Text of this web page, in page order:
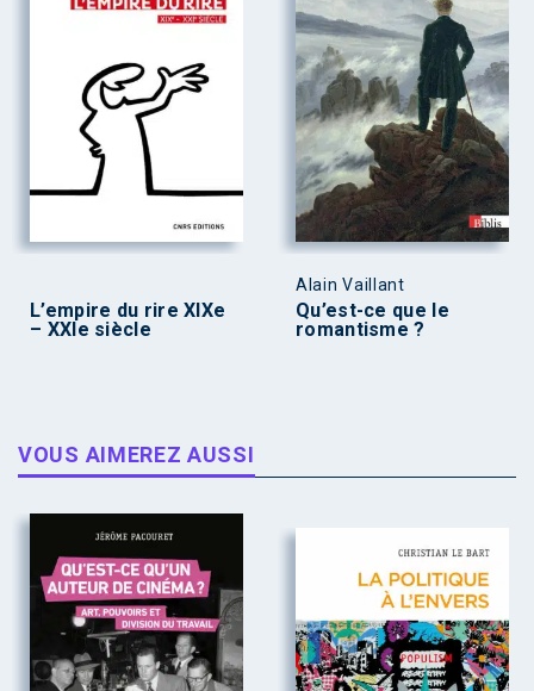
L’empire du rire XIXe
– XXIe siècle
Alain Vaillant
Qu’est-ce que le
romantisme ?
VOUS AIMEREZ AUSSI